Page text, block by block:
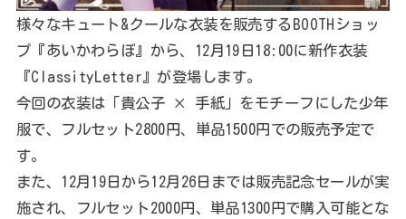
様々なキュート&クールな衣装を販売するBOOTHショッ
プ『あいかわらぼ』から、12月19日18:00に新作衣装
『ClassityLetter』が登場します。
今回の衣装は「貴公子 × 手紙」をモチーフにした少年
服で、フルセット2800円、単品1500円での販売予定で
す。
また、12月19日から12月26日までは販売記念セールが実
施され、フルセット2000円、単品1300円で購入可能とな